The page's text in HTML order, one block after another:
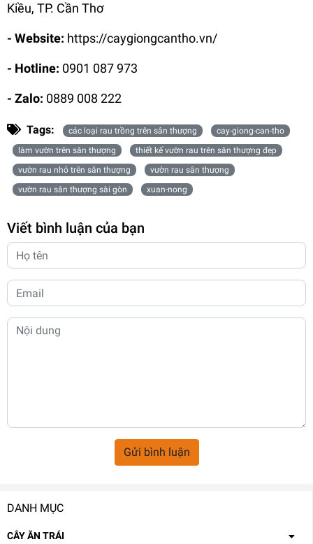
DANH MỤC
CÂY ĂN TRÁI
Kiều, TP. Cần Thơ
- Website: https://caygiongcantho.vn/
- Hotline: 0901 087 973
- Zalo: 0889 008 222
Tags: các loại rau trồng trên sân thượng
cay-giong-can-tho
làm vườn trên sân thượng
thiết kế vườn rau trên sân thượng đẹp
vườn rau nhỏ trên sân thượng
vườn rau sân thượng
vườn rau sân thượng sài gòn
xuan-nong
Viết bình luận của bạn
Gửi bình luận